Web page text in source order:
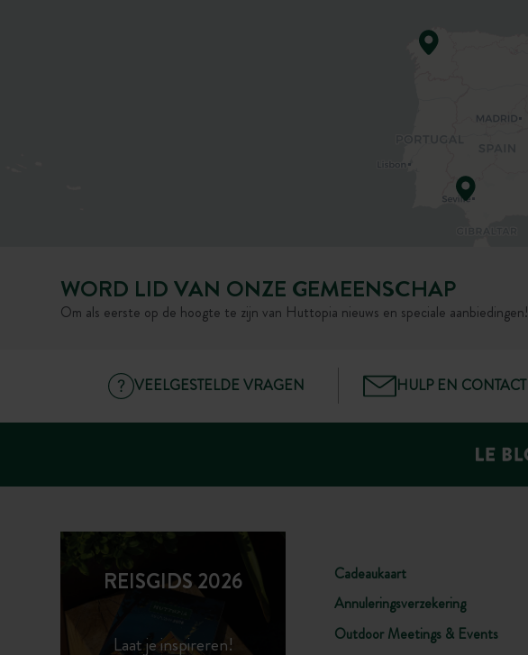
WORD LID VAN ONZE GEMEENSCHAP
Om als eerste op de hoogte te zijn van Huttopia nieuws en speciale aanbiedingen!
VEELGESTELDE VRAGEN HULP EN CONTACT
REISGIDS 2026
Laat je inspireren!
Cadeaukaart
Annuleringsverzekering
Outdoor Meetings & Events